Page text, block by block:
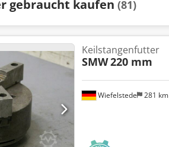
gebraucht kaufen (81)
Wiefelstede 281 km
Keilstangenfutter
SMW220 mm